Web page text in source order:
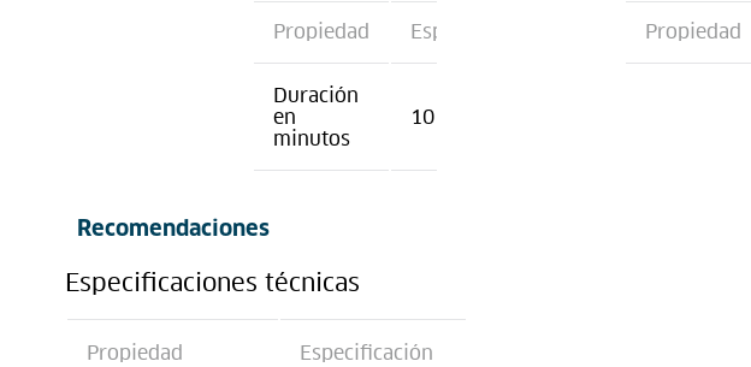
Propiedad Especificación
Duración
en
minutos
10
Propiedad
Recomendaciones
Especificaciones técnicas
Propiedad Especificación